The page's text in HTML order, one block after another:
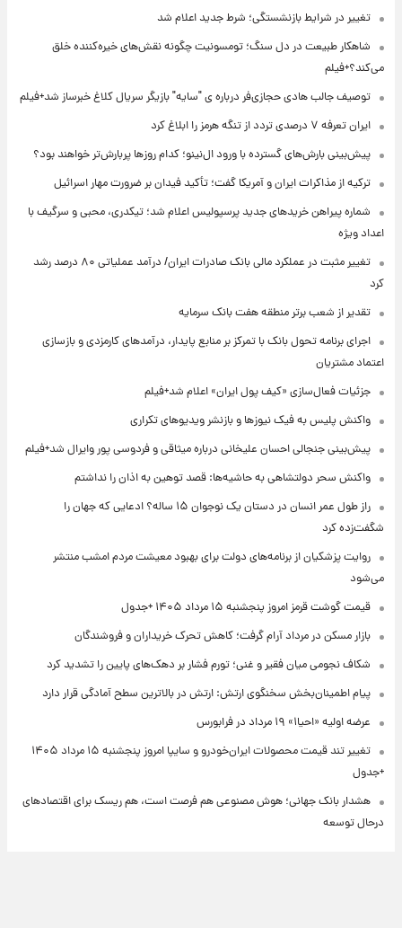
تغییر در شرایط بازنشستگی؛ شرط جدید اعلام شد
شاهکار طبیعت در دل سنگ؛ تومسونیت چگونه نقش‌های خیره‌کننده خلق
می‌کند؟+فیلم
توصیف جالب هادی حجازی‌فر درباره ی "سایه" بازیگر سریال کلاغ خبرساز شد+فیلم
ایران تعرفه ۷ درصدی تردد از تنگه هرمز را ابلاغ کرد
پیش‌بینی بارش‌های گسترده با ورود ال‌نینو؛ کدام روزها پربارش‌تر خواهند بود؟
ترکیه از مذاکرات ایران و آمریکا گفت؛ تأکید فیدان بر ضرورت مهار اسرائیل
شماره پیراهن خریدهای جدید پرسپولیس اعلام شد؛ تیکدری، محبی و سرگیف با
اعداد ویژه
تغییر مثبت در عملکرد مالی بانک صادرات ایران/ درآمد عملیاتی ۸۰ درصد رشد
کرد
تقدیر از شعب برتر منطقه هفت بانک سرمایه
اجرای برنامه تحول بانک با تمرکز بر منابع پایدار، درآمدهای کارمزدی و بازسازی
اعتماد مشتریان
جزئیات فعال‌سازی «کیف پول ایران» اعلام شد+فیلم
واکنش پلیس به فیک نیوزها و بازنشر ویدیوهای تکراری
پیش‌بینی جنجالی احسان علیخانی درباره میثاقی و فردوسی پور وایرال شد+فیلم
واکنش سحر دولتشاهی به حاشیه‌ها: قصد توهین به اذان را نداشتم
راز طول عمر انسان در دستان یک نوجوان ۱۵ ساله؟ ادعایی که جهان را
شگفت‌زده کرد
روایت پزشکیان از برنامه‌های دولت برای بهبود معیشت مردم امشب منتشر
می‌شود
قیمت گوشت قرمز امروز پنجشنبه ۱۵ مرداد ۱۴۰۵ +جدول
بازار مسکن در مرداد آرام گرفت؛ کاهش تحرک خریداران و فروشندگان
شکاف نجومی میان فقیر و غنی؛ تورم فشار بر دهک‌های پایین را تشدید کرد
پیام اطمینان‌بخش سخنگوی ارتش: ارتش در بالاترین سطح آمادگی قرار دارد
عرضه اولیه «احیا۱» ۱۹ مرداد در فرابورس
تغییر تند قیمت محصولات ایران‌خودرو و سایپا امروز پنجشنبه ۱۵ مرداد ۱۴۰۵
+جدول
هشدار بانک جهانی؛ هوش مصنوعی هم فرصت است، هم ریسک برای اقتصادهای
درحال توسعه